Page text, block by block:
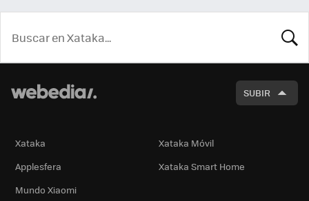
SUBIR
Xataka
Xataka Móvil
Applesfera
Xataka Smart Home
Mundo Xiaomi